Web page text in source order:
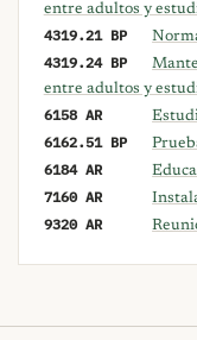
entre adultos y
4319.21 BP
4319.24 BP
entre adultos y
6158 AR
6162.51 BP
6184 AR
7160 AR
9320 AR